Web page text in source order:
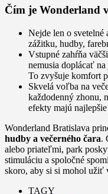
Čím je Wonderland
Nejde len o svetelné
zážitku, hudby,
Vstupné zahŕňa
nemusia doplácať
To zvyšuje komfort
Skvelá voľba na
každodenný zhonu,
efekty majú
Wonderland Bratislava
hudby a večerného čara.
alebo priateľmi, park
stimuláciu a spoločné
skoro, aby si si mohol užiť
TAGY